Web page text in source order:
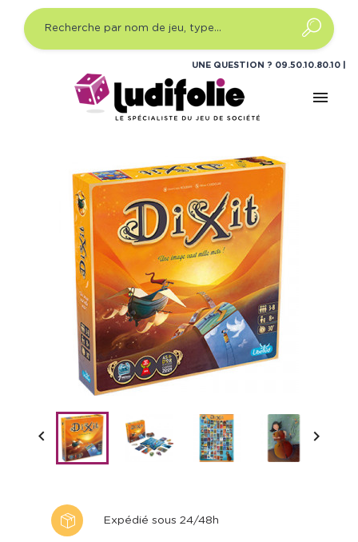
UNE QUESTION ? 09.50.10.80.10
menu
Jeux de société Gammes Dixit
 
Expédié sous 24/48h